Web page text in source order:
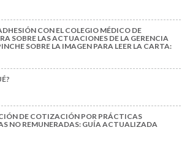
CON EL COLEGIO MÉDICO DE
SOBRE LAS ACTUACIONES DE LA GERENCIA
SOBRE LA IMAGEN PARA LEER LA CARTA:
DE COTIZACIÓN POR PRÁCTICAS
NO REMUNERADAS: GUÍA ACTUALIZADA